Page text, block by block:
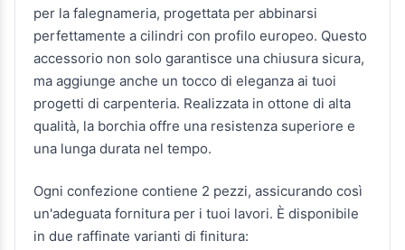
per la falegnameria, progettata per abbinarsi
perfettamente a cilindri con profilo europeo. Questo
accessorio non solo garantisce una chiusura sicura,
ma aggiunge anche un tocco di eleganza ai tuoi
progetti di carpenteria. Realizzata in ottone di alta
qualità, la borchia offre una resistenza superiore e
una lunga durata nel tempo.
Ogni confezione contiene 2 pezzi, assicurando così
un'adeguata fornitura per i tuoi lavori. È disponibile
in due raffinate varianti di finitura: